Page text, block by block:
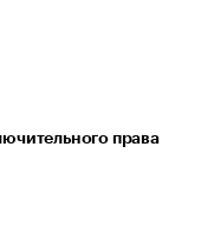
права